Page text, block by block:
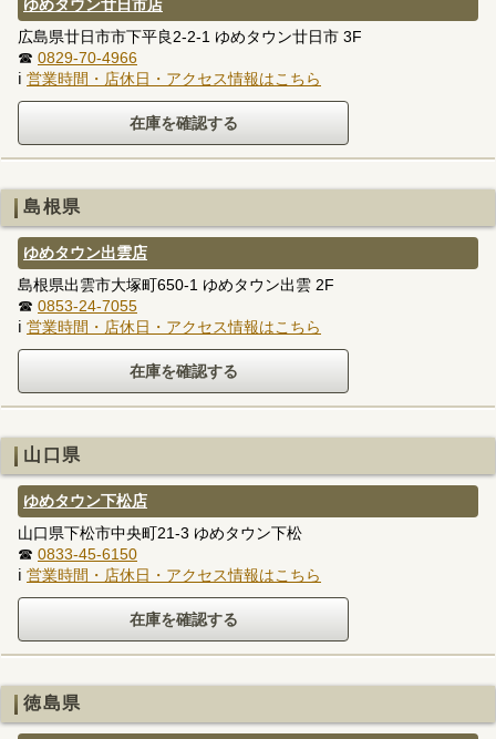
ゆめタウン廿日市店
広島県廿日市市下平良2-2-1 ゆめタウン廿日市 3F
☎ 0829-70-4966
ℹ 営業時間・店休日・アクセス情報はこちら
島根県
ゆめタウン出雲店
島根県出雲市大塚町650-1 ゆめタウン出雲 2F
☎ 0853-24-7055
ℹ 営業時間・店休日・アクセス情報はこちら
山口県
ゆめタウン下松店
山口県下松市中央町21-3 ゆめタウン下松
☎ 0833-45-6150
ℹ 営業時間・店休日・アクセス情報はこちら
徳島県